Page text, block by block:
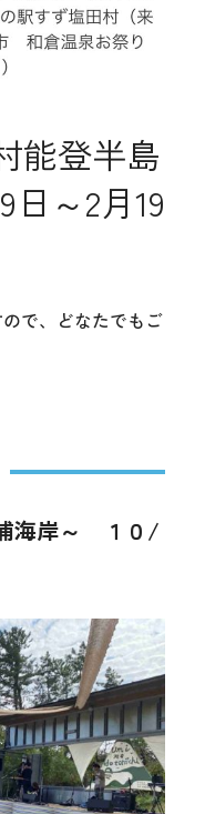
能登半島
～2月19
で、どなたでもご
海岸～ １０/